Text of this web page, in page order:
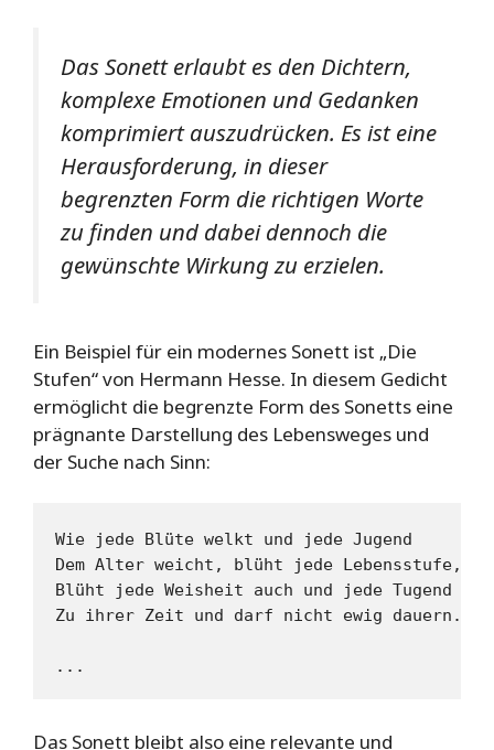
Das Sonett erlaubt es den Dichtern,
komplexe Emotionen und Gedanken
komprimiert auszudrücken. Es ist eine
Herausforderung, in dieser
begrenzten Form die richtigen Worte
zu finden und dabei dennoch die
gewünschte Wirkung zu erzielen.
Ein Beispiel für ein modernes Sonett ist „Die
Stufen“ von Hermann Hesse. In diesem Gedicht
ermöglicht die begrenzte Form des Sonetts eine
prägnante Darstellung des Lebensweges und
der Suche nach Sinn:
Wie jede Blüte welkt und jede Jugend
Dem Alter weicht, blüht jede Lebensstufe,
Blüht jede Weisheit auch und jede Tugend
Zu ihrer Zeit und darf nicht ewig dauern.
Das Sonett bleibt also eine relevante und